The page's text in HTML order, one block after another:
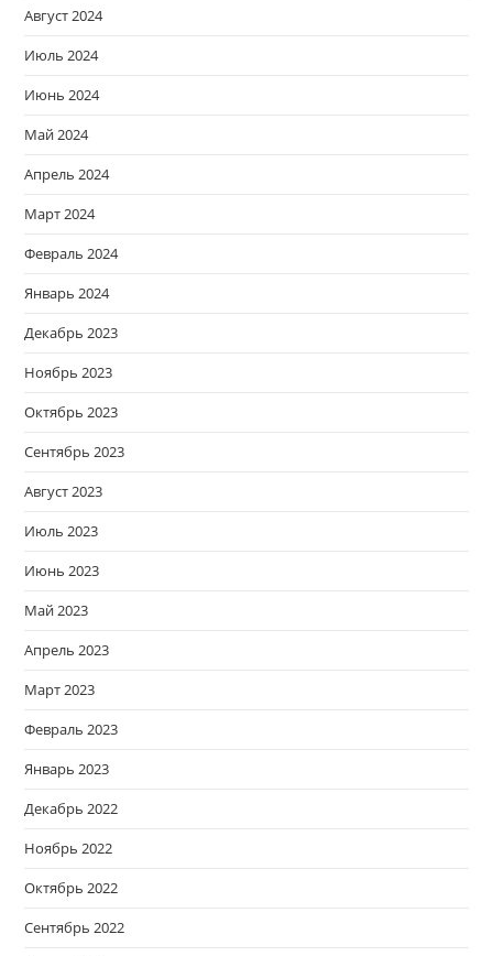
Август 2024
Июль 2024
Июнь 2024
Май 2024
Апрель 2024
Март 2024
Февраль 2024
Январь 2024
Декабрь 2023
Ноябрь 2023
Октябрь 2023
Сентябрь 2023
Август 2023
Июль 2023
Июнь 2023
Май 2023
Апрель 2023
Март 2023
Февраль 2023
Январь 2023
Декабрь 2022
Ноябрь 2022
Октябрь 2022
Сентябрь 2022